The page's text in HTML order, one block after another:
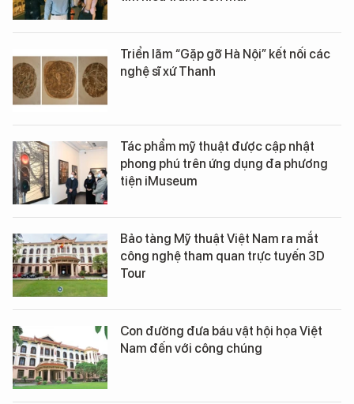
Triển lãm “Gặp gỡ Hà Nội” kết nối các
nghệ sĩ xứ Thanh
Tác phẩm mỹ thuật được cập nhật
phong phú trên ứng dụng đa phương
tiện iMuseum
Bảo tàng Mỹ thuật Việt Nam ra mắt
công nghệ tham quan trực tuyến 3D
Tour
Con đường đưa báu vật hội họa Việt
Nam đến với công chúng